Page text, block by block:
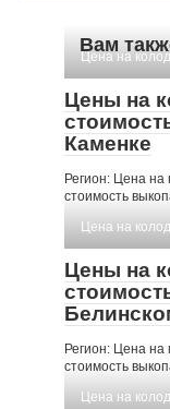
Вам
Цена на
Цены на
Каменке
Регион: Цена на
стоимость
Цена на
Цены на
Регион: Цена на
стоимость
Цена на